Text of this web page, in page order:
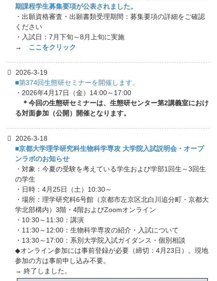
期課程学生募集要項が公表されました。
・出願資格審査・出願書類受理期間：募集要項の詳細をご確認
ください
・入試日：7月下旬～8月上旬に実施
→
ここをクリック
2026-3-19
■第374回生態研セミナーを開催します。
・2026年4月17日（金）14:00～17:00
＊今回の生態研セミナーは、生態研センター第2講義室におけ
る対面参加（公開）開催となります。
2026-3-18
■京都大学理学研究科生物科学専攻 大学院入試説明会・オープ
ンラボのお知らせ
・対象：今夏の受験を考えている学生および学部1回生～3回生
の学生
・日時：4月25日（土）10:30～
・場所：理学研究科6号館（京都市左京区北白川追分町・京都大
学北部構内）3階・4階およびZoomオンライン
・10:30～11:30：講演
・11:30～12:00：生物科学専攻の紹介・入試について
・13:30～17:00：系別大学院入試ガイダンス・個別相談
◆オンライン参加には事前登録が必要（締切：4月23日）。現地
参加の方は事前申し込み不要。
→ 終了しました。